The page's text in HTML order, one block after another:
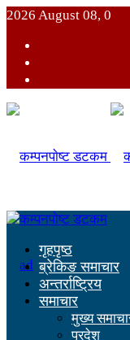
2026 August 08, 0
गृहपृष्ठ
ब्रेकिङ समाचार
अन्तर्राष्ट्रिय
समाचार
मुख्य
प्रदेश